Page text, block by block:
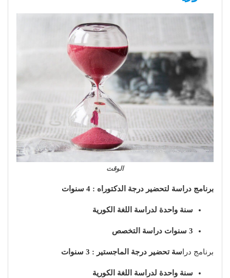
الوقت
برنامج دراسة لتحضير درجة الدكتوراه : 4 سنوات
سنة واحدة لدراسة اللغة الكورية
3 سنوات دراسة التخصص
برنامج درا سة تحضير درجة الماجستير : 3 سنوات
سنة واحدة لدراسة اللغة الكورية